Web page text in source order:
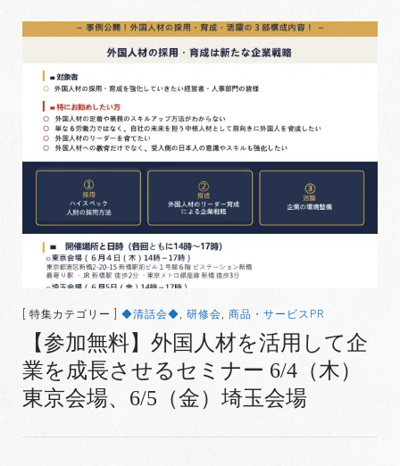
[ 特集カテゴリー ] ◆清話会◆, 研修会, 商品・サービスPR
【参加無料】外国人材を活用して企
業を成長させるセミナー 6/4（木）
東京会場、6/5（金）埼玉会場